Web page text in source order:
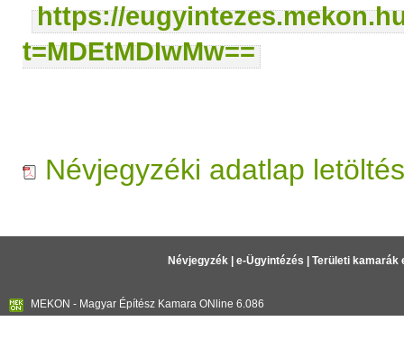
https://
t=MDEtMDIwMw==
Névjegyzéki adatlap
Névjegyzék| e-Ügyintézés Területi kamarák
MEKON - Magyar Építész Kamara ONline 6.086